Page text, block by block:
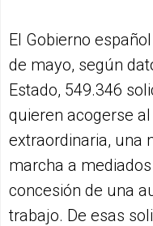
El Gobierno
de mayo, según
Estado, 549.346
quieren acogerse
extraordinaria, una
marcha a
concesión de una
trabajo. De esas